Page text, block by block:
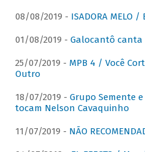
08/08/2019 - ISADORA MELO /
01/08/2019 - Galocantô canta
25/07/2019 - MPB 4 / Você
Outro
18/07/2019 - Grupo Semente
tocam Nelson Cavaquinho
11/07/2019 - NÃO